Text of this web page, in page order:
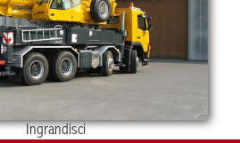
Ingrandisci